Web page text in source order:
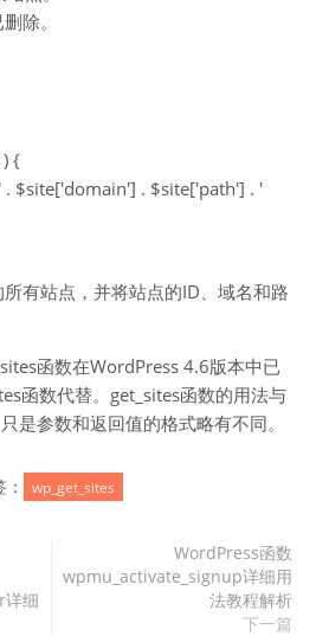
除。
{
. $site['domain'] . $site['path'] . '
有站点，并将站点的ID、域名和路
函数在WordPress 4.6版本中已
函数代替。get_sites函数的用法与
是参数和返回值的格式略有不同。
wp_get_sites
细
WordPress函数
wpmu_activate_signup详细用
法教程解析
下一篇